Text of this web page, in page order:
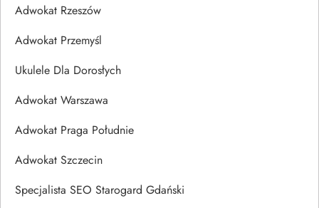
Adwokat Rzeszów
Adwokat Przemyśl
Ukulele Dla Dorosłych
Adwokat Warszawa
Adwokat Praga Południe
Adwokat Szczecin
Specjalista SEO Starogard Gdański